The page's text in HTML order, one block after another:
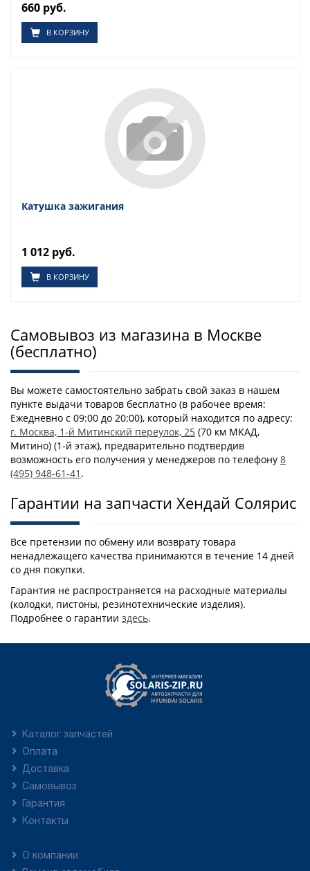
660 руб.
В КОРЗИНУ
Катушка зажигания
1 012 руб.
В КОРЗИНУ
Самовывоз из магазина в Москве
(бесплатно)
Вы можете самостоятельно забрать свой заказ в нашем
пункте выдачи товаров бесплатно (в рабочее время:
Ежедневно с 09:00 до 20:00), который находится по адресу:
г. Москва, 1-й Митинский переулок, 25 (70 км МКАД,
Митино) (1-й этаж), предварительно подтвердив
возможность его получения у менеджеров по телефону 8
(495) 948-61-41 .
Гарантии на запчасти Хендай Солярис
Все претензии по обмену или возврату товара
ненадлежащего качества принимаются в течение 14 дней
со дня покупки.
Гарантия не распространяется на расходные материалы
(колодки, пистоны, резинотехнические изделия).
Подробнее о гарантии здесь.
Каталог запчастей
Оплата
Доставка
Самовывоз
Гарантия
Контакты
О компании